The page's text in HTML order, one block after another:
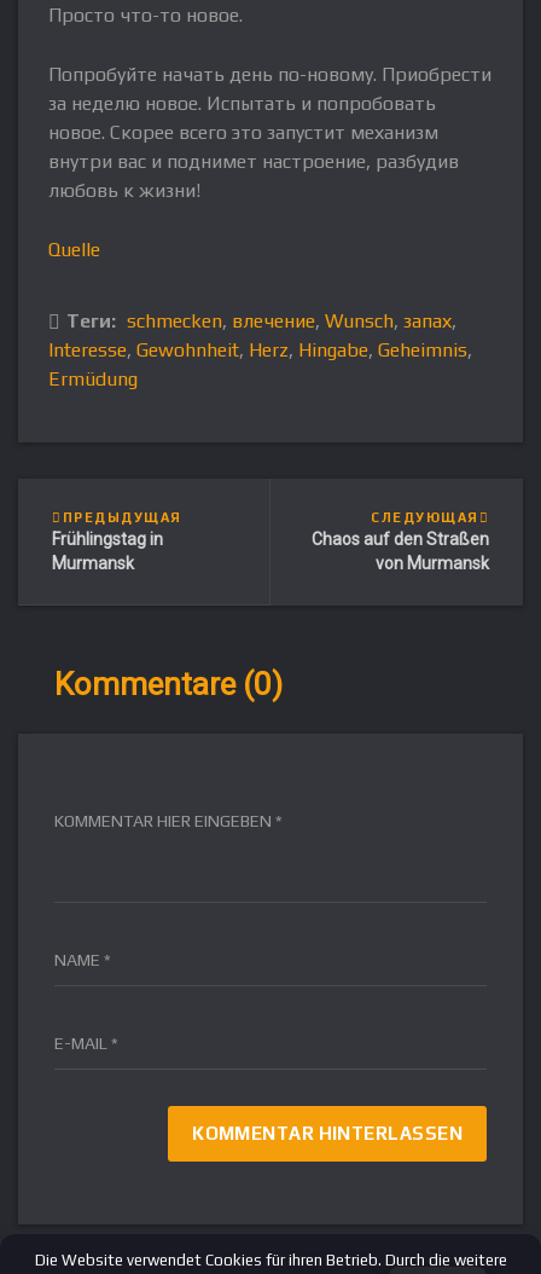
Просто что-то новое.
Попробуйте начать день по-новому. Приобрести
за неделю новое. Испытать и попробовать
новое. Скорее всего это запустит механизм
внутри вас и поднимет настроение, разбудив
любовь к жизни!
Quelle
Теги: schmecken, влечение, Wunsch, запах,
Interesse, Gewohnheit, Herz, Hingabe, Geheimnis,
Ermüdung
ПРЕДЫДУЩАЯ
Frühlingstag in
Murmansk
СЛЕДУЮЩАЯ
Chaos auf den Straßen
von Murmansk
Kommentare (0)
KOMMENTAR HIER EINGEBEN *
NAME *
E-MAIL *
RU
IT
Die Website verwendet Cookies für ihren Betrieb. Durch die weitere